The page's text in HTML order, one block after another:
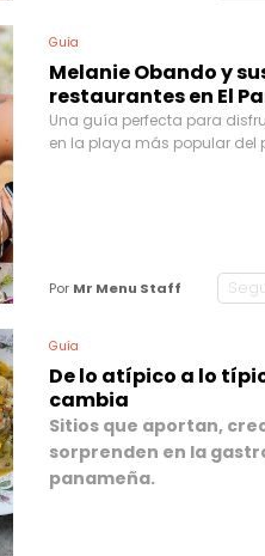
Guía
Melanie Obando y
restaurantes en El
Una guía perfecta para
en la playa más popular del
Por Mr Menu Staff
Guía
De lo atípico a lo
cambia
Sitios que aportan,
sorprenden en la
panameña.